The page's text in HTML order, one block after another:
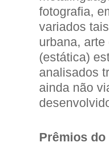
fotografia,
variados
urbana,
(estática)
analisados
ainda não
Prêmios